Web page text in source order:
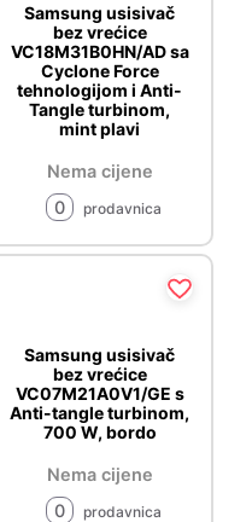
Samsung usisivač
bez vrećice
VC18M31B0HN/AD sa
Cyclone Force
tehnologijom i Anti-
Tangle turbinom,
mint plavi
Nema cijene
0
prodavnica
Samsung usisivač
bez vrećice
VC07M21A0V1/GE s
Anti-tangle turbinom,
700 W, bordo
Nema cijene
0
prodavnica